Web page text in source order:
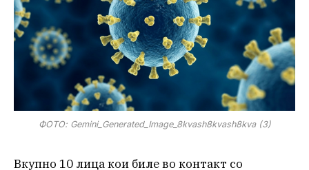
ФОТО: Gemini_Generated_Image_8kvash8kvash8kva (3)
Вкупно 10 лица кои биле во контакт со